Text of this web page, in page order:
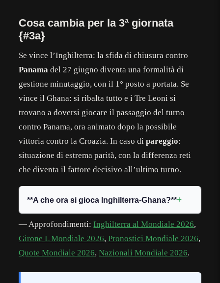
Cosa cambia per la 3ª giornata
{#3a}
Se vince l’Inghilterra: la sfida di chiusura contro
Panama del 27 giugno diventa una formalità di
gestione minutaggio, con il 1° posto a portata. Se
vince il Ghana: si ribalta tutto e i Tre Leoni si
trovano a doversi giocare il passaggio del turno
contro Panama, ora animato dopo la possibile
vittoria contro la Croazia. In caso dipareggio:
situazione di estrema parità, con la differenza reti
che diventa il fattore decisivo all’ultimo turno.
**A che ora si gioca Inghilterra-Ghana?**
— Approfondimenti:Inghilterra al Mondiale 2026,
Girone L Mondiale 2026,Pronostici Mondiale 2026,
Quote Mondiale 2026,Nazionali Mondiale 2026.